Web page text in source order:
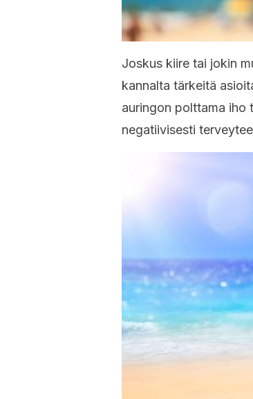
Joskus kiire tai jokin
kannalta tärkeitä
auringon polttama iho
negatiivisesti